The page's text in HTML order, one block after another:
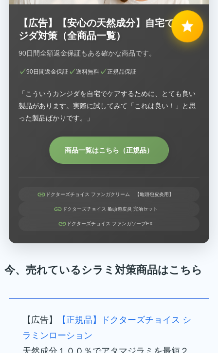
【広告】【安心の天然成分】自宅でカン
ジダ対策（全商品一覧）
90日間全額返金保証もある確かな商品です。
90日間返金保証 送料無料 正規品保証
「こういうカンジダを自宅でケアするために、とても良い
製品があります。実際に試してみて「これは良い！」と思
った製品ばかりです。」
商品一覧はこちら（正規品）
ドクターズチョイス ファンガクリーム 【亀頭包皮炎用】
ドクターズチョイス 亀頭包皮炎 完治セット
ドクターズチョイス ファンガソープEX
今、売れているシラミ対策商品はこちら
【広告】
【正規品】ドクターズチョイス シ
ラミンローション